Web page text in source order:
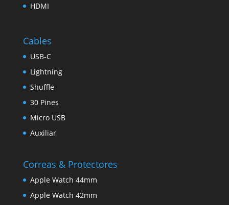
HDMI
Cables
USB-C
Lightning
Shuffle
30 Pines
Micro USB
Auxiliar
Correas & Protectores
Apple Watch 44mm
Apple Watch 42mm